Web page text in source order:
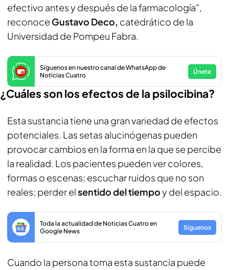
efectivo antes y después de la farmacología",
reconoce Gustavo Deco, catedrático de la
Universidad de Pompeu Fabra.
Síguenos en nuestro canal de WhatsApp de
Noticias Cuatro
Únete
¿Cuáles son los efectos de la psilocibina?
Esta sustancia tiene una gran variedad de efectos
potenciales. Las setas alucinógenas pueden
provocar cambios en la forma en la que se percibe
la realidad. Los pacientes pueden ver colores,
formas o escenas; escuchar ruidos que no son
reales; perder elsentido del tiempoy del espacio.
Toda la actualidad de Noticias Cuatro en
Google News
Síguenos
Cuando la persona toma esta sustancia puede